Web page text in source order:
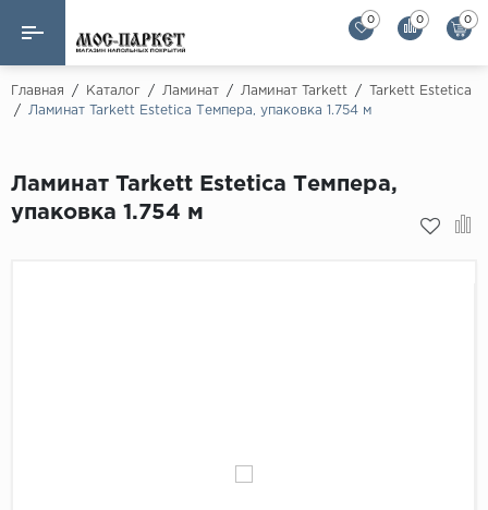
Назад Назад
Alpine Floor
Кварц-винил
0 0 0
Главная / Каталог / Ламинат / Ламинат Tarkett /
Tarkett Estetica
/
Ламинат Tarkett Estetica Темпера, упаковка 1.754 м
Ламинат Tarkett Estetica Темпера,
упаковка 1.754 м